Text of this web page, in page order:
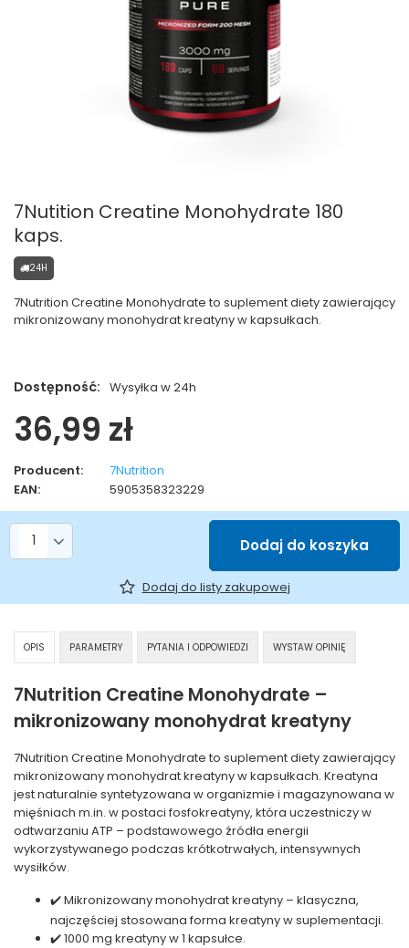
7Nutition Creatine Monohydrate 180
kaps.
24H
7Nutrition Creatine Monohydrate to suplement diety zawierający
mikronizowany monohydrat kreatyny w kapsułkach.
Dostępność: Wysyłka w 24h
36,99 zł
Producent:
7Nutrition
EAN:
5905358323229
Liczba produktów
Dodaj do koszyka
Dodaj do listy zakupowej
OPIS PARAMETRY PYTANIA I ODPOWIEDZI WYSTAW OPINIĘ
7Nutrition Creatine Monohydrate –
mikronizowany monohydrat kreatyny
7Nutrition Creatine Monohydrate to suplement diety zawierający
mikronizowany monohydrat kreatyny w kapsułkach. Kreatyna
jest naturalnie syntetyzowana w organizmie i magazynowana w
mięśniach m.in. w postaci fosfokreatyny, która uczestniczy w
odtwarzaniu ATP – podstawowego źródła energii
wykorzystywanego podczas krótkotrwałych, intensywnych
wysiłków.
✔️ Mikronizowany monohydrat kreatyny – klasyczna,
najczęściej stosowana forma kreatyny w suplementacji.
✔️ 1000 mg kreatyny w 1 kapsułce.